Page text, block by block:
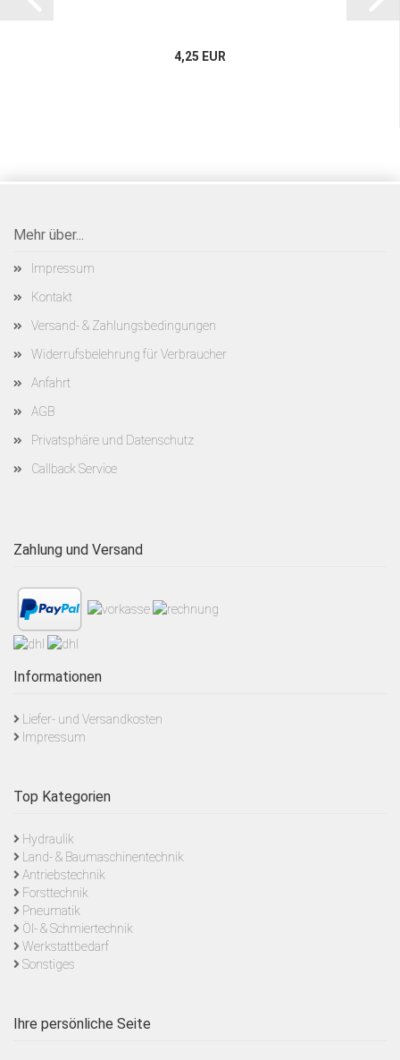
4,25 EUR
Mehr über...
Impressum
Kontakt
Versand- & Zahlungsbedingungen
Widerrufsbelehrung für Verbraucher
Anfahrt
AGB
Privatsphäre und Datenschutz
Callback Service
Zahlung und Versand
Informationen
Liefer- und Versandkosten
Impressum
Top Kategorien
Hydraulik
Land- & Baumaschinentechnik
Antriebstechnik
Forsttechnik
Pneumatik
Öl- & Schmiertechnik
Werkstattbedarf
Sonstiges
Ihre persönliche Seite